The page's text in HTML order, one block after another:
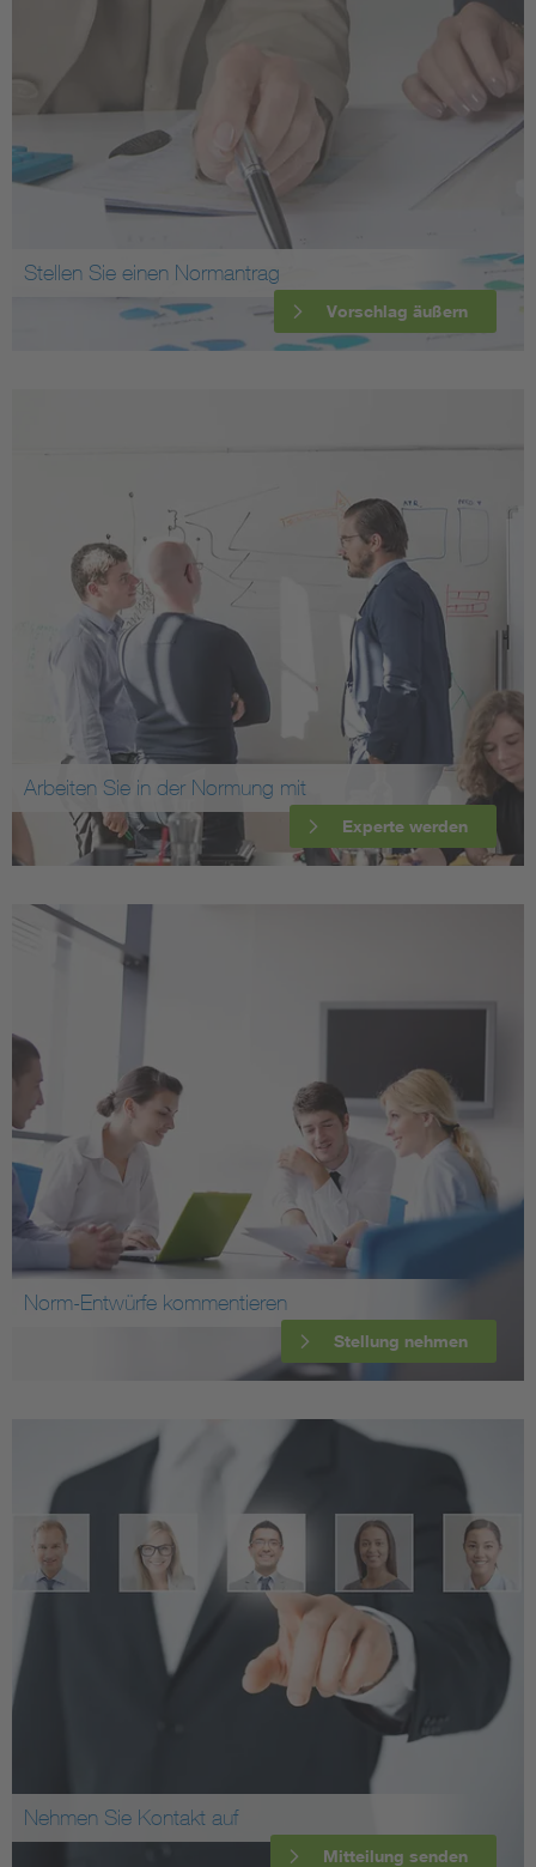
Stellen Sie einen Normantrag
Vorschlag äußern
Arbeiten Sie in der Normung mit
Experte werden
Norm-Entwürfe kommentieren
Stellung nehmen
Nehmen Sie Kontakt auf
Mitteilung senden